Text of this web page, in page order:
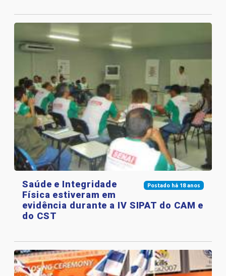
Postado há 18 anos
Saúde e Integridade
Física estiveram em
evidência durante a IV SIPAT do CAM e
do CST